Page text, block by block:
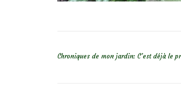
Chroniques de mon jardin: C’est déjà le